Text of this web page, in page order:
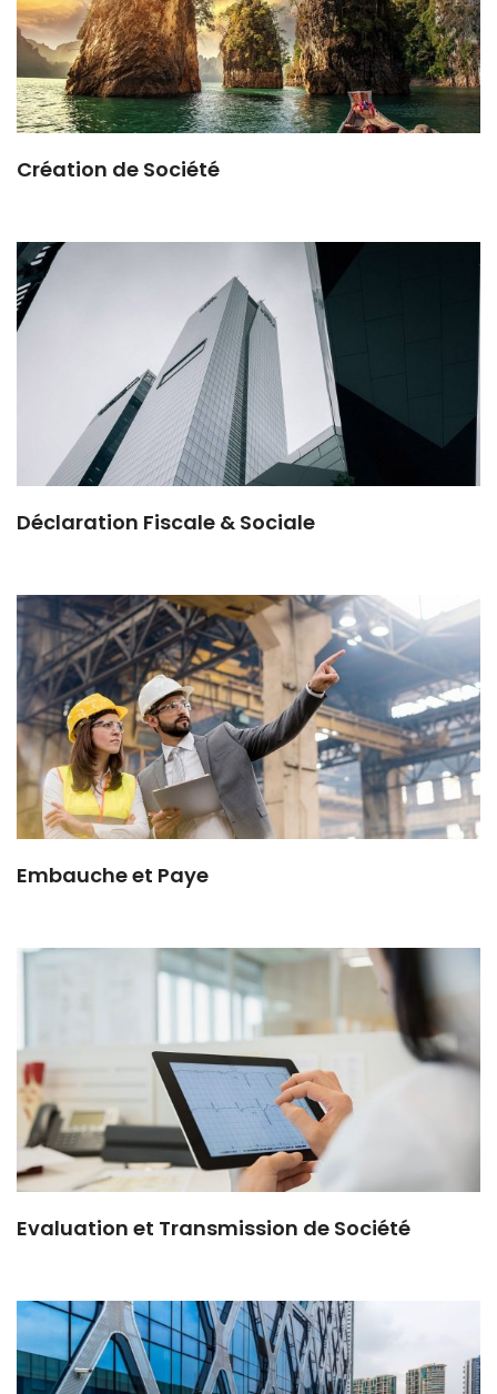
Création de Société
Déclaration Fiscale & Sociale
Embauche et Paye
Evaluation et Transmission de Société